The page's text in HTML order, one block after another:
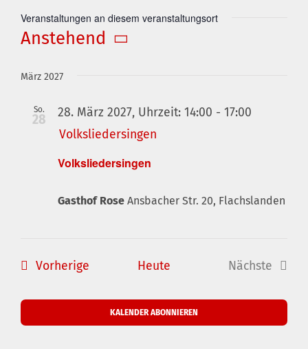
Veranstaltungen an diesem veranstaltungsort
Anstehend
wählen.
März 2027
So.
28
Volksliedersingen
28. März 2027, Uhrzeit: 14:00 - 17:00
Volksliedersingen
Gasthof Rose Ansbacher Str. 20, Flachslanden
VorherigeVeranstaltungen
Heute
Nächste
KALENDER ABONNIEREN